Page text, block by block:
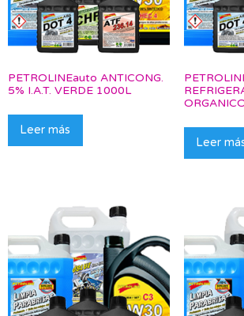
PETROLINEauto ANTICONG.
5% I.A.T. VERDE 1000L
Leer más
Leer